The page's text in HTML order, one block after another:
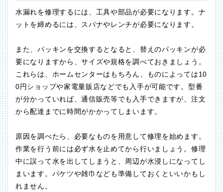
水漏れを修理するには、工具や部品が必要になります。ナ
ットを締めるには、スパナやレンチが必要になります。
また、パッキンを交換するとなると、替えのパッキンが必
要になりますから、サイズや規格を調べておきましょう。
これらは、ホームセンターはもちろん、ものによっては10
0円ショップや家電量販店などでも入手が可能です。型番
が分かっていれば、通信販売等でも入手できますが、注文
から配達までに時間がかかってしまいます。
原因を調べたら、必要なものを用意して修理を始めます。
作業を行う前には必ず水を止めてから行いましょう。修理
中に誤って水を出してしまうと、周辺が水浸しになってし
まいます。バケツや雑巾なども準備しておくといいかもし
れません。